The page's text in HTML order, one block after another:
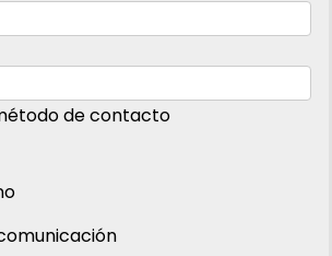
de contacto